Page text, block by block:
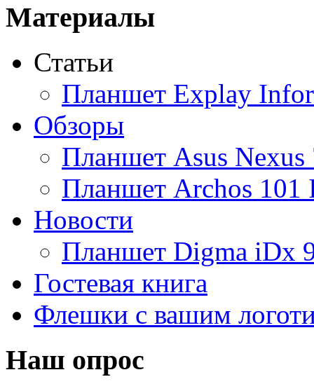
Acme
Ainol
Altinet
Amazon
Amber
Ampe
Apache(1)
Apple(30)
Apriori
Archos
Armaggeddon
Assistant
Материалы
Статьи
Планшет Explay
Обзоры
Планшет Asus Nexus
Планшет Archos 101
Новости
Планшет Digma iDx
Гостевая книга
Флешки с вашим
Наш опрос